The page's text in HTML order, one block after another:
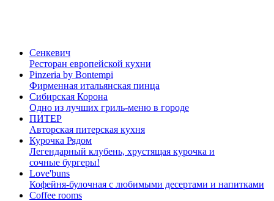
Сенкевич
Ресторан европейской кухни
Pinzeria by Bontempi
Фирменная итальянская пинца
Сибирская Корона
Одно из лучших гриль-меню в городе
ПИТЕР
Авторская питерская кухня
Курочка Рядом
Легендарный клубень, хрустящая курочка и
сочные бургеры!
Love'buns
Кофейня-булочная с любимыми десертами и напитками
Coffee rooms